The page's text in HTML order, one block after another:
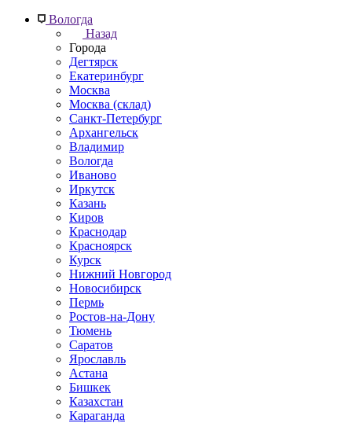
Вологда
Назад
Города
Дегтярск
Екатеринбург
Москва
Москва (склад)
Санкт-Петербург
Архангельск
Владимир
Вологда
Иваново
Иркутск
Казань
Киров
Краснодар
Красноярск
Курск
Нижний Новгород
Новосибирск
Пермь
Ростов-на-Дону
Тюмень
Саратов
Ярославль
Астана
Бишкек
Казахстан
Караганда